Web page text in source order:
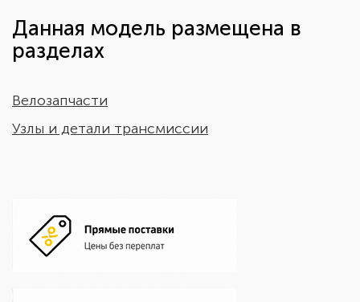
Данная модель размещена в
разделах
Велозапчасти
Узлы и детали трансмиссии